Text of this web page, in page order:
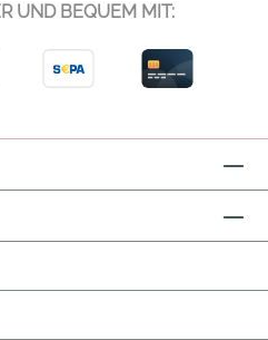
DoubleSoft®
Half-Zip-
Modelname: Beau
kalt, nicht
Hinweis: Leichte
entstehen.
UND BEQUEM MIT: